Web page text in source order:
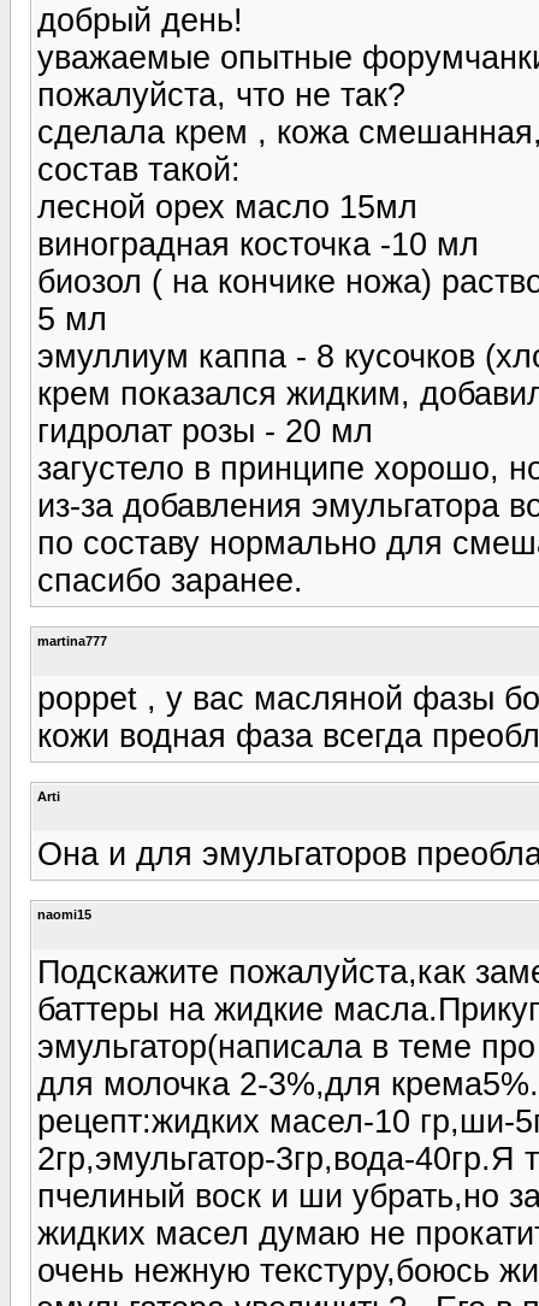
добрый день!
уважаемые опытные
пожалуйста, что не так?
сделала крем , кожа
состав такой:
лесной орех масло 15мл
виноградная косточка -10 мл
биозол ( на кончике ножа)
5 мл
эмуллиум каппа - 8 кусочков
крем показался жидким,
гидролат розы - 20 мл
загустело в принципе хорошо,
из-за добавления эмульгатора
по составу нормально для
спасибо заранее.
martina777
poppet , у вас масляной фазы
кожи водная фаза всегда
Arti
Она и для эмульгаторов
naomi15
Подскажите пожалуйста,как
баттеры на жидкие
эмульгатор(написала в теме
для молочка 2-3%,для
рецепт:жидких масел-10 гр,ши-
2гр,эмульгатор-3гр,вода-
пчелиный воск и ши убрать,но
жидких масел думаю не
очень нежную текстуру,боюсь